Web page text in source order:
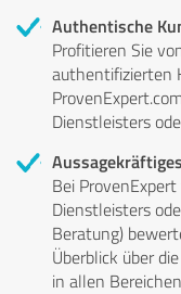
Authentische
Profitieren Sie
authentifizierten
Dienstleisters
Bei
Dienstleisters
Beratung)
Überblick über
in allen